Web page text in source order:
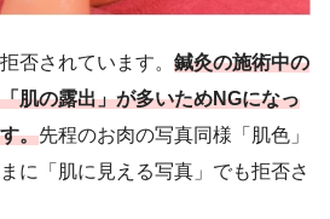
否されています。 鍼灸の施術中の
肌の露出」が多いためNGになっ
。先程のお肉の写真同様「肌色」
に「肌に見える写真」でも拒否さ